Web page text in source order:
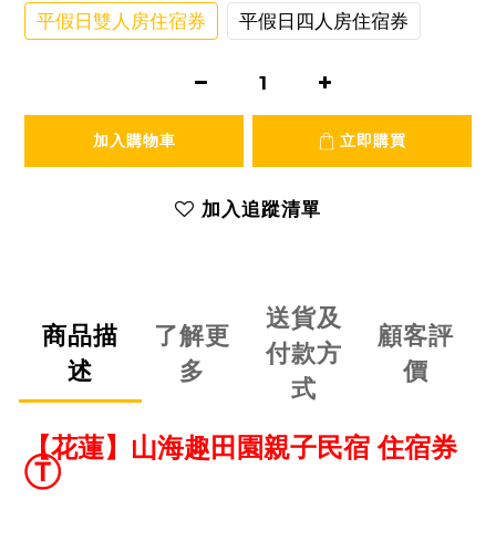
平假日雙人房住宿券 平假日四人房住宿券
加入購物車 立即購買
加入追蹤清單
商品描
述
了解更
多
送貨及
付款方
式
顧客評
價
【花蓮】山海趣田園親子民宿 住宿券
Ⓣ